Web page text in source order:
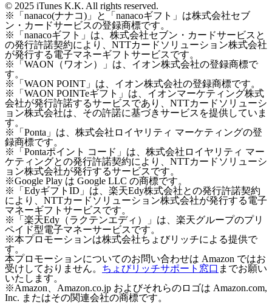
© 2025 iTunes K.K. All rights reserved.
※「nanaco(ナナコ)」と「nanacoギフト」は株式会社セブ
ン・カードサービスの登録商標です。
※「nanacoギフト」は、株式会社セブン・カードサービスと
の発行許諾契約により、NTTカードソリューション株式会社
が発行する電子マネーギフトサービスです。
※「WAON（ワオン）」は、イオン株式会社の登録商標で
す。
※「WAON POINT」は、イオン株式会社の登録商標です。
※「WAON POINTeギフト」は、イオンマーケティング株式
会社が発行許諾するサービスであり、NTTカードソリューシ
ョン株式会社は、その許諾に基づきサービスを提供していま
す。
※「Ponta」は、株式会社ロイヤリティ マーケティングの登
録商標です。
※「Pontaポイント コード」は、株式会社ロイヤリティ マー
ケティングとの発行許諾契約により、NTTカードソリューシ
ョン株式会社が発行するサービスです。
※Google Play は Google LLC の商標です。
※「EdyギフトID」は、楽天Edy株式会社との発行許諾契約
により、NTTカードソリューション株式会社が発行する電子
マネーギフトサービスです。
※「楽天Edy（ラクテンエディ）」は、楽天グループのプリ
ペイド型電子マネーサービスです。
※本プロモーションは株式会社ちょびリッチによる提供で
す。
本プロモーションについてのお問い合わせは Amazon ではお
受けしておりません。 ちょびリッチサポート窓口 までお願い
いたします。
※Amazon、Amazon.co.jp およびそれらのロゴは Amazon.com,
Inc. またはその関連会社の商標です。